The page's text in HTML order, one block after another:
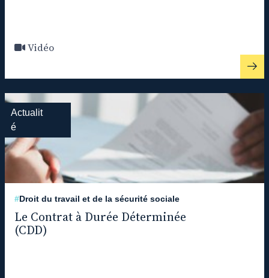
Vidéo
Actualit
é
#Droit du travail et de la sécurité sociale
Le Contrat à Durée Déterminée
(CDD)